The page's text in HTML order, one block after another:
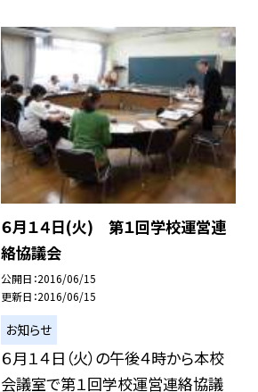
６月１４日(火) 第１回学校運営連
絡協議会
公開日 2016/06/15
更新日 2016/06/15
お知らせ
６月１４日（火）の午後４時から本校
会議室で第１回学校運営連絡協議